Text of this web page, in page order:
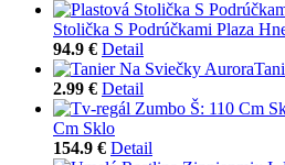
Stolička S Podrúčkami Plaza
94.9 € Detail
2.99 € Detail
Cm Sklo
154.9 € Detail